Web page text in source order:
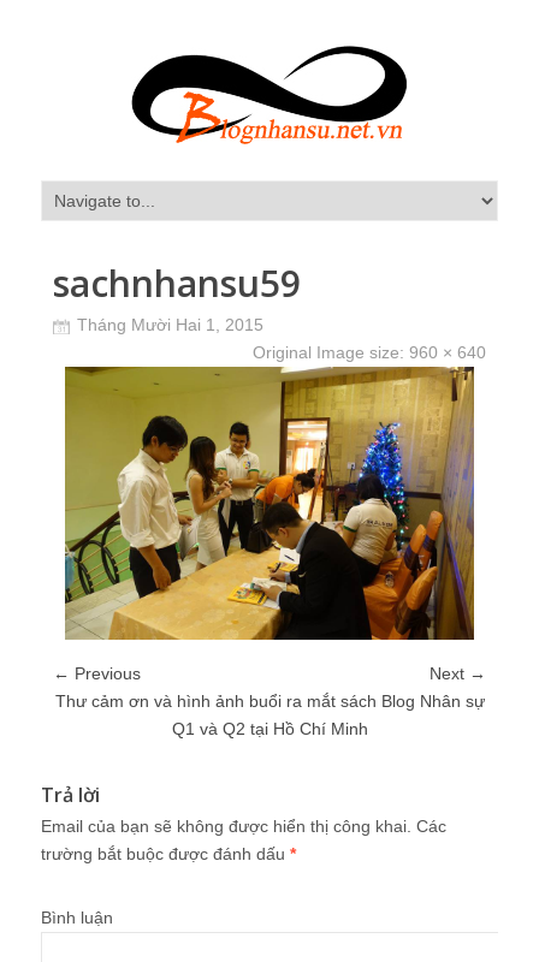
sachnhansu59
Tháng Mười Hai 1, 2015
Original Image size: 960 × 640
← Previous
Next →
Thư cảm ơn và hình ảnh buổi ra mắt sách Blog Nhân sự
Q1 và Q2 tại Hồ Chí Minh
Trả lời
Email của bạn sẽ không được hiển thị công khai. Các
trường bắt buộc được đánh dấu *
Bình luận